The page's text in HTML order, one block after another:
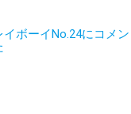
ボーイNo.24にコメ